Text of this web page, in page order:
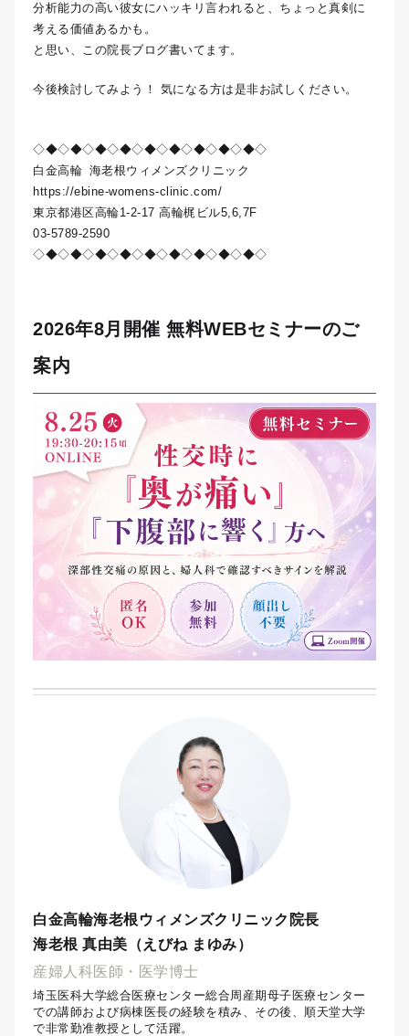
分析能力の高い彼女にハッキリ言われると、ちょっと真剣に
考える価値あるかも。
と思い、この院長ブログ書いてます。
今後検討してみよう！ 気になる方は是非お試しください。
◇◆◇◆◇◆◇◆◇◆◇◆◇◆◇◆◇◆◇
白金高輪 海老根ウィメンズクリニック
https://ebine-womens-clinic.com/
東京都港区高輪1-2-17 高輪梶ビル5,6,7F
03-5789-2590
◇◆◇◆◇◆◇◆◇◆◇◆◇◆◇◆◇◆◇
2026年8月開催 無料WEBセミナーのご
案内
白金高輪海老根ウィメンズクリニック院長
海老根 真由美（えびね まゆみ）
産婦人科医師・医学博士
埼玉医科大学総合医療センター総合周産期母子医療センター
での講師および病棟医長の経験を積み、その後、順天堂大学
で非常勤准教授として活躍。